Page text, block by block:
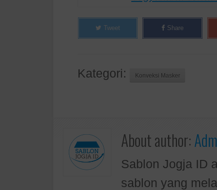
Tweet Share
Kategori: Konveksi Masker
About author:
Sablon Jogja ID
sablon yang